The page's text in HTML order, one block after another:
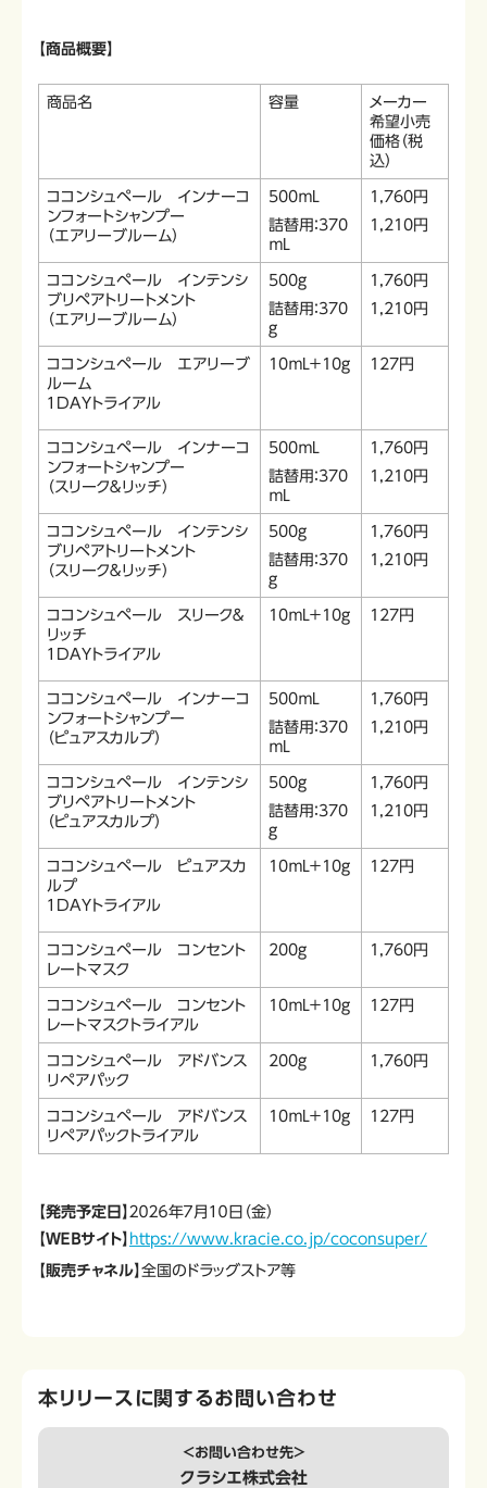
【商品概要】
商品名 容量
メーカー
希望小売
価格（税
込）
ココンシュペール インナーコ
ンフォートシャンプー
（エアリーブルーム）
500ｍL
詰替用：370
ｍL
1,760円
1,210円
ココンシュペール インテンシ
ブリペアトリートメント
（エアリーブルーム）
500ｇ
詰替用：370
ｇ
1,760円
1,210円
ココンシュペール エアリーブ
ルーム
１DAYトライアル
10ｍL＋10ｇ 127円
ココンシュペール インナーコ
ンフォートシャンプー
（スリーク＆リッチ）
500ｍL
詰替用：370
ｍL
1,760円
1,210円
ココンシュペール インテンシ
ブリペアトリートメント
（スリーク＆リッチ）
500ｇ
詰替用：370
ｇ
1,760円
1,210円
ココンシュペール スリーク＆
リッチ
１DAYトライアル
10ｍL＋10ｇ 127円
ココンシュペール インナーコ
ンフォートシャンプー
（ピュアスカルプ）
500ｍL
詰替用：370
ｍL
1,760円
1,210円
ココンシュペール インテンシ
ブリペアトリートメント
（ピュアスカルプ）
500ｇ
詰替用：370
ｇ
1,760円
1,210円
ココンシュペール ピュアスカ
ルプ
１DAYトライアル
10ｍL＋10ｇ 127円
ココンシュペール コンセント
レートマスク
200ｇ 1,760円
ココンシュペール コンセント
レートマスクトライアル
10ｍL＋10ｇ 127円
ココンシュペール アドバンス
リペアパック
200ｇ 1,760円
ココンシュペール アドバンス
リペアパックトライアル
10ｍL＋10ｇ 127円
【発売予定日】 ２０２６年７月１０日（金）
【ＷＥＢサイト】 https://www.kracie.co.jp/coconsuper/
【販売チャネル】 全国のドラッグストア等
本リリースに関するお問い合わせ
＜お問い合わせ先＞
クラシエ株式会社